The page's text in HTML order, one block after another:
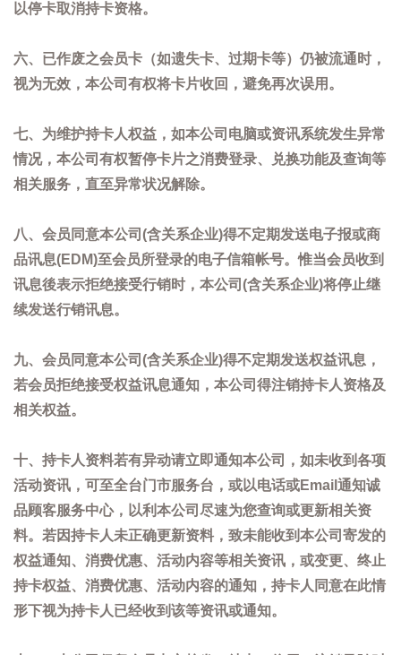
以停卡取消持卡资格。
六、已作废之会员卡（如遗失卡、过期卡等）仍被流通时，
视为无效，本公司有权将卡片收回，避免再次误用。
七、为维护持卡人权益，如本公司电脑或资讯系统发生异常
情况，本公司有权暂停卡片之消费登录、兑换功能及查询等
相关服务，直至异常状况解除。
八、会员同意本公司(含关系企业)得不定期发送电子报或商
品讯息(EDM)至会员所登录的电子信箱帐号。惟当会员收到
讯息後表示拒绝接受行销时，本公司(含关系企业)将停止继
续发送行销讯息。
九、会员同意本公司(含关系企业)得不定期发送权益讯息，
若会员拒绝接受权益讯息通知，本公司得注销持卡人资格及
相关权益。
十、持卡人资料若有异动请立即通知本公司，如未收到各项
活动资讯，可至全台门市服务台，或以电话或Email通知诚
品顾客服务中心，以利本公司尽速为您查询或更新相关资
料。若因持卡人未正确更新资料，致未能收到本公司寄发的
权益通知、消费优惠、活动内容等相关资讯，或变更、终止
持卡权益、消费优惠、活动内容的通知，持卡人同意在此情
形下视为持卡人已经收到该等资讯或通知。